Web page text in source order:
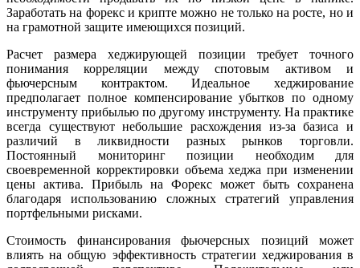
Заработать на форекс и крипте можно не только на росте, но и
на грамотной защите имеющихся позиций.
Расчет размера хеджирующей позиции требует точного
понимания корреляции между спотовым активом и
фьючерсным контрактом. Идеальное хеджирование
предполагает полное компенсирование убытков по одному
инструменту прибылью по другому инструменту. На практике
всегда существуют небольшие расхождения из-за базиса и
различий в ликвидности разных рынков торговли.
Постоянный мониторинг позиции необходим для
своевременной корректировки объема хеджа при изменении
цены актива. Прибыль на Форекс может быть сохранена
благодаря использованию сложных стратегий управления
портфельными рисками.
Стоимость финансирования фьючерсных позиций может
влиять на общую эффективность стратегии хеджирования в